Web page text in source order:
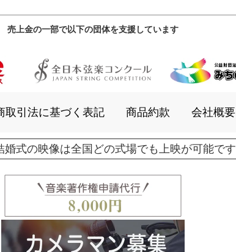
売上金の一部で以下の団体を支援しています
取引法に基づく表記 商品約款 会社概要
婚式の映像は全国どの式場でも上映が可能です